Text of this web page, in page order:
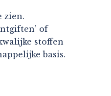
zien.
of
stoffen
basis.